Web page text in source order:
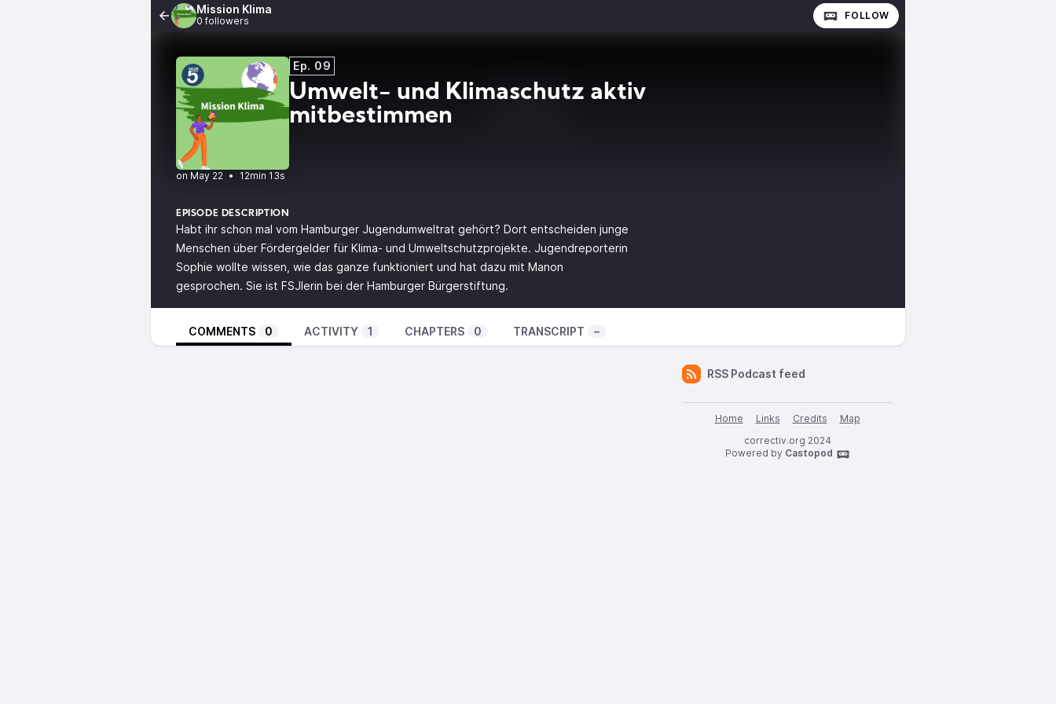
Mission Klima
0 followers FOLLOW
Ep. 09
Umwelt- und Klimaschutz aktiv
mitbestimmen
• 12min 13s
EPISODE DESCRIPTION
Habt ihr schon mal vom Hamburger Jugendumweltrat gehört? Dort entscheiden junge
Menschen über Fördergelder für Klima- und Umweltschutzprojekte. Jugendreporterin
Sophie wollte wissen, wie das ganze funktioniert und hat dazu mit Manon
gesprochen. Sie ist FSJlerin bei der Hamburger Bürgerstiftung.
COMMENTS 0 ACTIVITY 1 CHAPTERS 0 TRANSCRIPT –
RSS Podcast feed
Home Links Credits
Map
correctiv.org 2024
Powered by Castopod